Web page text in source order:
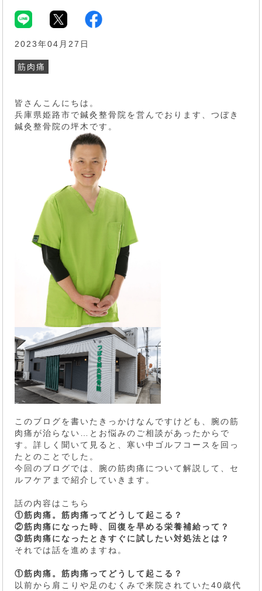
2023年04月27日
筋肉痛
皆さんこんにちは。
兵庫県姫路市で鍼灸整骨院を営んでおります、つぼき
鍼灸整骨院の坪木です。
このブログを書いたきっかけなんですけども、腕の筋
肉痛が治らない…とお悩みのご相談があったからで
す。詳しく聞いて見ると、寒い中ゴルフコースを回っ
たとのことでした。
今回のブログでは、腕の筋肉痛について解説して、セ
ルフケアまで紹介していきます。
話の内容はこちら
①筋肉痛。筋肉痛ってどうして起こる？
②筋肉痛になった時、回復を早める栄養補給って？
③筋肉痛になったときすぐに試したい対処法とは？
それでは話を進めますね。
①筋肉痛。筋肉痛ってどうして起こる？
以前から肩こりや足のむくみで来院されていた40歳代